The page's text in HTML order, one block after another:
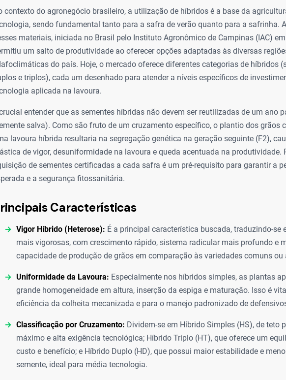
contexto do agronegócio brasileiro, a utilização de híbridos é a base da
sendo fundamental tanto para a safra de verão quanto para a safrinha.
materiais, iniciada no Brasil pelo Instituto Agronômico de Campinas (IAC)
um salto de produtividade ao oferecer opções adaptadas às diversas
do país. Hoje, o mercado oferece diferentes categorias de híbridos
e triplos), cada um desenhado para atender a níveis específicos de
aplicada na lavoura.
entender que as sementes híbridas não devem ser reutilizadas de um ano
salva). Como são fruto de um cruzamento específico, o plantio dos grãos
lavoura híbrida resultaria na segregação genética na geração seguinte (F2),
de vigor, desuniformidade na lavoura e queda acentuada na produtividade.
de sementes certificadas a cada safra é um pré-requisito para garantir a
e a segurança fitossanitária.
Características
Vigor Híbrido (Heterose): É a principal característica buscada, traduzindo-se
mais vigorosas, com crescimento rápido, sistema radicular mais profundo e
capacidade de produção de grãos em comparação às variedades comuns ou
Uniformidade da Lavoura: Especialmente nos híbridos simples, as plantas
grande homogeneidade em altura, inserção da espiga e maturação. Isso é
eficiência da colheita mecanizada e para o manejo padronizado de
Classificação por Cruzamento: Dividem-se em Híbrido Simples (HS), de teto
máximo e alta exigência tecnológica; Híbrido Triplo (HT), que oferece um
custo e benefício; e Híbrido Duplo (HD), que possui maior estabilidade e
semente, ideal para média tecnologia.